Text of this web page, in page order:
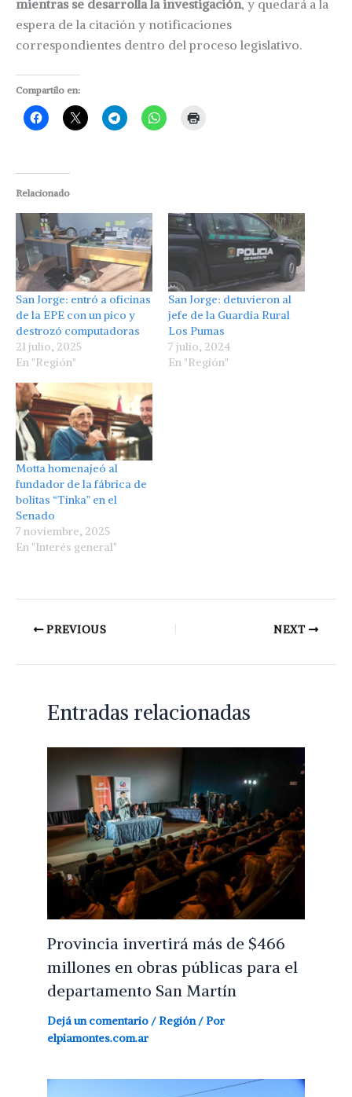
mientras se desarrolla la investigación, y quedará a la
espera de la citación y notificaciones
correspondientes dentro del proceso legislativo.
Compartilo en:
Relacionado
San Jorge: entró a oficinas
de la EPE con un pico y
destrozó computadoras
21 julio, 2025
En "Región"
San Jorge: detuvieron al
jefe de la Guardia Rural
Los Pumas
7 julio, 2024
En "Región"
Motta homenajeó al
fundador de la fábrica de
bolitas “Tinka” en el
Senado
7 noviembre, 2025
En "Interés general"
PREVIOUS NEXT
Entradas relacionadas
Provincia invertirá más de $466
millones en obras públicas para el
departamento San Martín
Dejá un comentario /Región/ Por
elpiamontes.com.ar